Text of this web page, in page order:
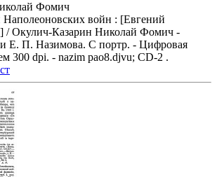
Фомич
Наполеоновских войн : [Евгений
/ Окулич-Казарин Николай Фомич -
Е. П. Назимова. С портр. - Цифровая
300 dpi. - nazim pao8.djvu; CD-2 .